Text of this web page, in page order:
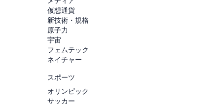
仮想通貨
新技術・規格
原子力
宇宙
フェムテック
ネイチャー
スポーツ
オリンピック
サッカー